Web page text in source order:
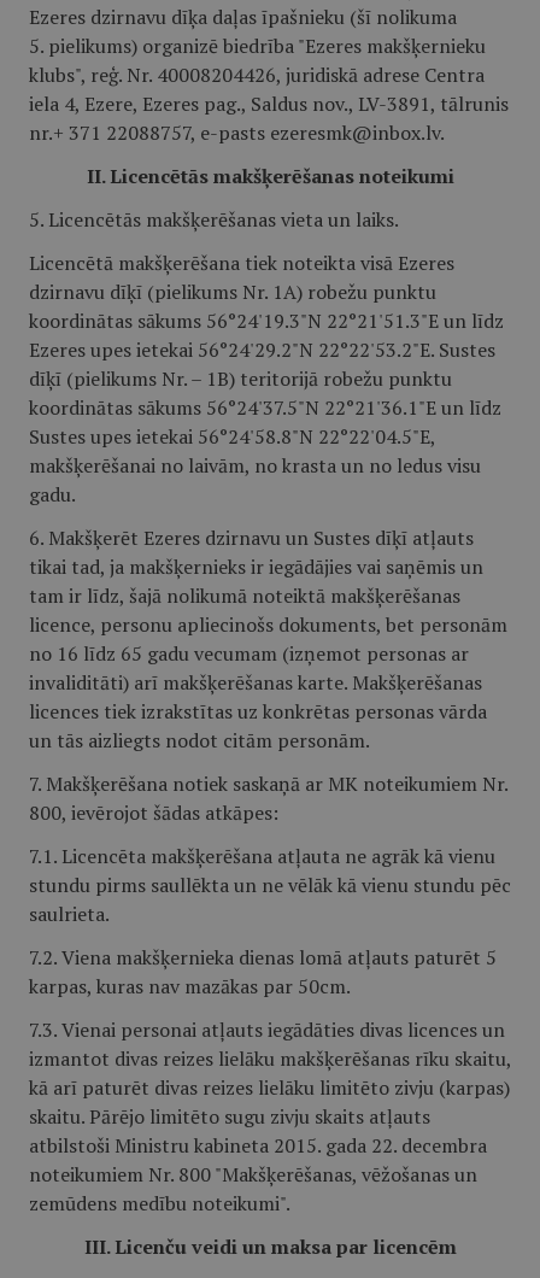
Ezeres dzirnavu dīķa daļas īpašnieku (šī nolikuma
5. pielikums) organizē biedrība "Ezeres makšķernieku
klubs", reģ. Nr. 40008204426, juridiskā adrese Centra
iela 4, Ezere, Ezeres pag., Saldus nov., LV-3891, tālrunis
nr.+ 371 22088757, e-pasts ezeresmk@inbox.lv.
II. Licencētās makšķerēšanas noteikumi
5. Licencētās makšķerēšanas vieta un laiks.
Licencētā makšķerēšana tiek noteikta visā Ezeres
dzirnavu dīķī (pielikums Nr. 1A) robežu punktu
koordinātas sākums 56°24'19.3"N 22°21'51.3"E un līdz
Ezeres upes ietekai 56°24'29.2"N 22°22'53.2"E. Sustes
dīķī (pielikums Nr. – 1B) teritorijā robežu punktu
koordinātas sākums 56°24'37.5"N 22°21'36.1"E un līdz
Sustes upes ietekai 56°24'58.8"N 22°22'04.5"E,
makšķerēšanai no laivām, no krasta un no ledus visu
gadu.
6. Makšķerēt Ezeres dzirnavu un Sustes dīķī atļauts
tikai tad, ja makšķernieks ir iegādājies vai saņēmis un
tam ir līdz, šajā nolikumā noteiktā makšķerēšanas
licence, personu apliecinošs dokuments, bet personām
no 16 līdz 65 gadu vecumam (izņemot personas ar
invaliditāti) arī makšķerēšanas karte. Makšķerēšanas
licences tiek izrakstītas uz konkrētas personas vārda
un tās aizliegts nodot citām personām.
7. Makšķerēšana notiek saskaņā ar MK noteikumiem Nr.
800, ievērojot šādas atkāpes:
7.1. Licencēta makšķerēšana atļauta ne agrāk kā vienu
stundu pirms saullēkta un ne vēlāk kā vienu stundu pēc
saulrieta.
7.2. Viena makšķernieka dienas lomā atļauts paturēt 5
karpas, kuras nav mazākas par 50cm.
7.3. Vienai personai atļauts iegādāties divas licences un
izmantot divas reizes lielāku makšķerēšanas rīku skaitu,
kā arī paturēt divas reizes lielāku limitēto zivju (karpas)
skaitu. Pārējo limitēto sugu zivju skaits atļauts
atbilstoši Ministru kabineta 2015. gada 22. decembra
noteikumiem Nr. 800 "Makšķerēšanas, vēžošanas un
zemūdens medību noteikumi".
III. Licenču veidi un maksa par licencēm